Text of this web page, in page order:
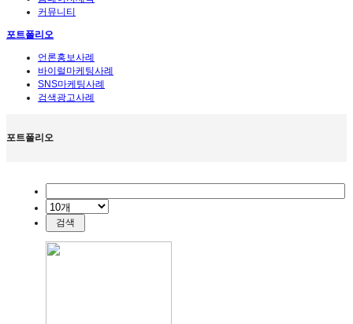
커뮤니티
포트폴리오
언론홍보사례
바이럴마케팅사례
SNS마케팅사례
검색광고사례
포트폴리오